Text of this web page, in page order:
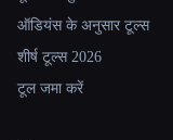
ऑडियंस के अनुसार टूल्स
शीर्ष टूल्स 2026
टूल जमा करें